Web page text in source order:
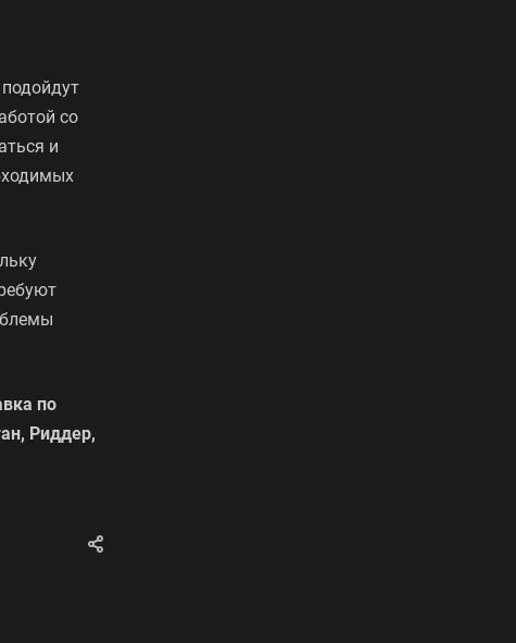
со
и
по
Риддер,